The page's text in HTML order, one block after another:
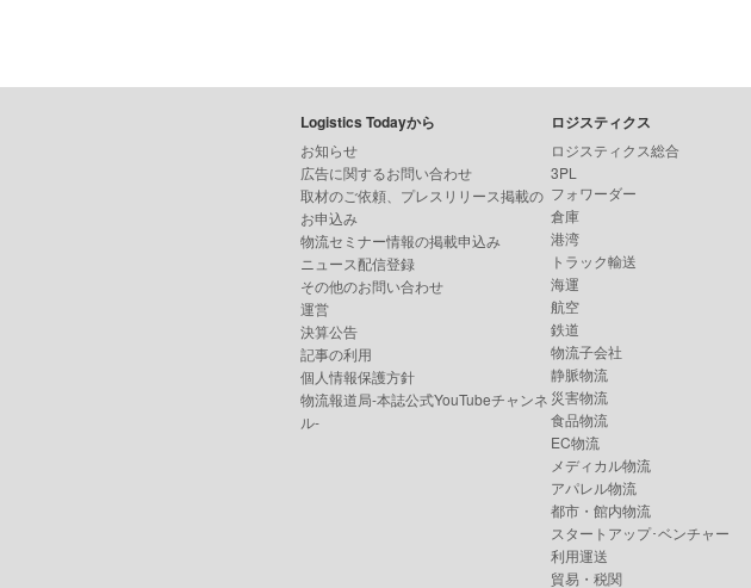
Logistics Todayから
お知らせ
広告に関するお問い合わせ
取材のご依頼、プレスリリース掲載の
お申込み
物流セミナー情報の掲載申込み
ニュース配信登録
その他のお問い合わせ
運営
決算公告
記事の利用
個人情報保護方針
物流報道局-本誌公式YouTubeチャンネ
ル-
ロジスティクス
ロジスティクス総合
3PL
フォワーダー
倉庫
港湾
トラック輸送
海運
航空
鉄道
物流子会社
静脈物流
災害物流
食品物流
EC物流
メディカル物流
アパレル物流
都市・館内物流
スタートアップ･ベンチャー
利用運送
貿易・税関